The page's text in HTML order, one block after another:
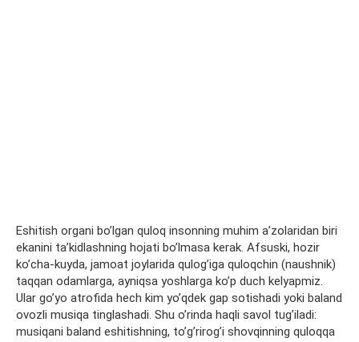
Eshitish organi bo’lgan quloq insonning muhim a’zolaridan biri
ekanini ta’kidlashning hojati bo’lmasa kerak. Afsuski, hozir
ko’cha-kuyda, jamoat joylarida qulog’iga quloqchin (naushnik)
taqqan odamlarga, ayniqsa yoshlarga ko’p duch kelyapmiz.
Ular go’yo atrofida hech kim yo’qdek gap sotishadi yoki baland
ovozli musiqa tinglashadi. Shu o’rinda haqli savol tug’iladi:
musiqani baland eshitishning, to’g’rirog’i shovqinning quloqqa